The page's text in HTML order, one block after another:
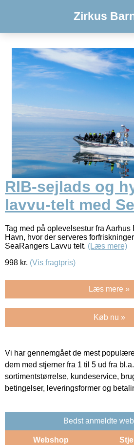
Zirkus
RIB-sejlads og
lavvu-telt med
Tag med på oplevelsestur fra
Havn, hvor der serveres
SeaRangers Lavvu telt. (Læs mere)
998 kr. (Vis fragtpris)
Læs mere »
Køb nu »
Vi har gennemgået de mest
dem med stjerner fra 1 til 5 ud fra
sortimentstørrelse, kundeservice,
betingelser, leveringsformer og
Bedst anmeldte
Webshop